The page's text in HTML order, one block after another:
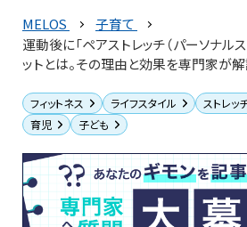
MELOS
子育て
運動後に「ペアストレッチ（パーソナルス
ットとは。その理由と効果を専門家が
フィットネス ライフスタイル ストレッ
育児
子ども